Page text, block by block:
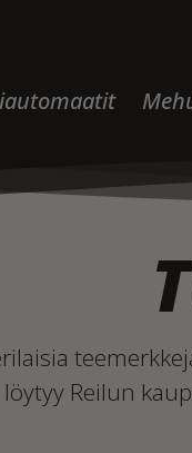
löytyy Reilun